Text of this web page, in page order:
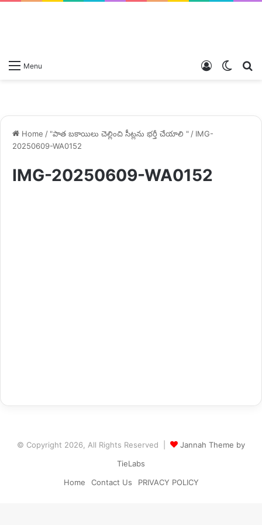
Menu
Switch
Log
Home / "పాత బకాయిలు చెల్లించి సీట్లను భర్తీ చేయాలి "/ IMG-
20250609-WA0152
IMG-20250609-WA0152
© Copyright 2026, All Rights Reserved |
Jannah Theme by
TieLabs
Home
Contact Us PRIVACY POLICY